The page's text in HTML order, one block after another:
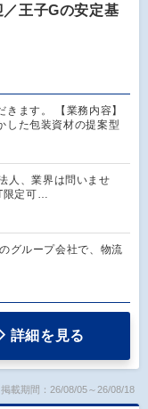
王子Gの安定基
ます。 【業務内容】
した包装資材の提案型
人、業界は問いませ
限定可…
グループ会社で、物流
詳細を見る
掲載期間：26/08/05～26/08/18